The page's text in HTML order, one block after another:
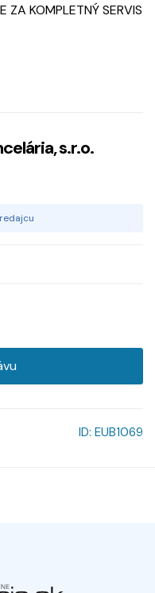
ZA KOMPLETNÝ SERVIS
s.r.o.
ID: EUB1069